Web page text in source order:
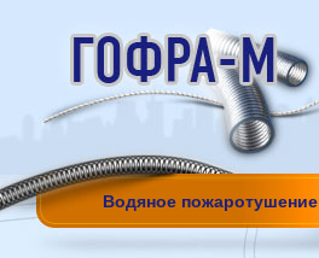
Водяное пожаротушение